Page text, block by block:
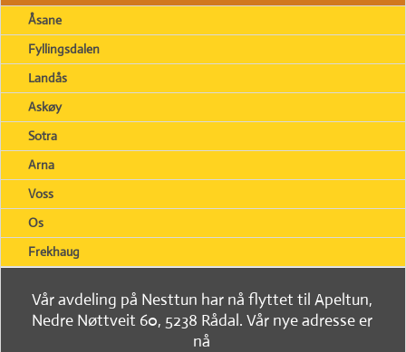
Åsane
Fyllingsdalen
Landås
Askøy
Sotra
Arna
Voss
Os
Frekhaug
Vår avdeling på Nesttun har nå flyttet til Apeltun,
Nedre Nøttveit 60, 5238 Rådal. Vår nye adresse er
nå